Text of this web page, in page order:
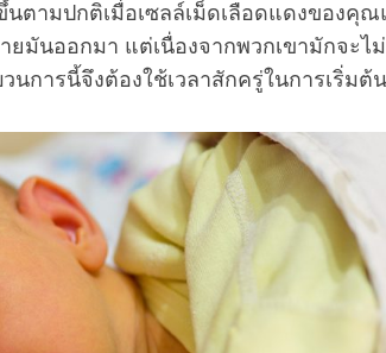
นตามปกติเมื่อเซลล์เม็ดเลือดแดงของคุ
มันออกมา แต่เนื่องจากพวกเขามักจะไ
นการนี้จึงต้องใช้เวลาสักครู่ในการเริ่มต้